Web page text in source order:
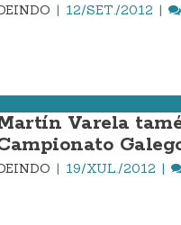
12/SET./2012
Varela
19/XUL./2012